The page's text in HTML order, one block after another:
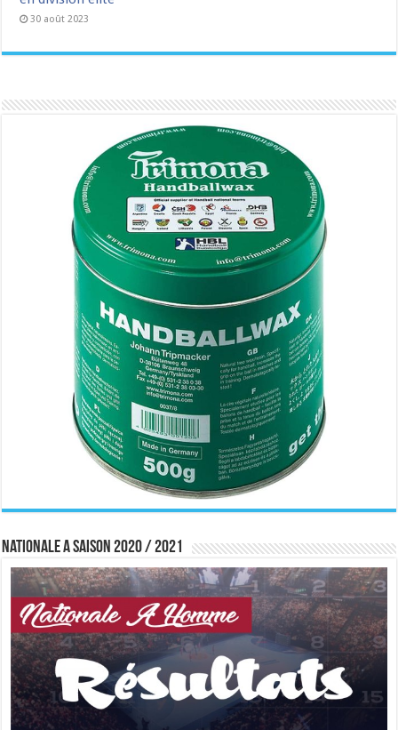
30 août 2023
Nationale A saison 2020 / 2021